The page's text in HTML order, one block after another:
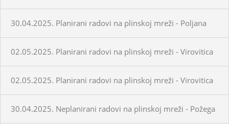
30.04.2025. Planirani radovi na plinskoj mreži - Poljana
02.05.2025. Planirani radovi na plinskoj mreži - Virovitica
02.05.2025. Planirani radovi na plinskoj mreži - Virovitica
30.04.2025. Neplanirani radovi na plinskoj mreži - Požega